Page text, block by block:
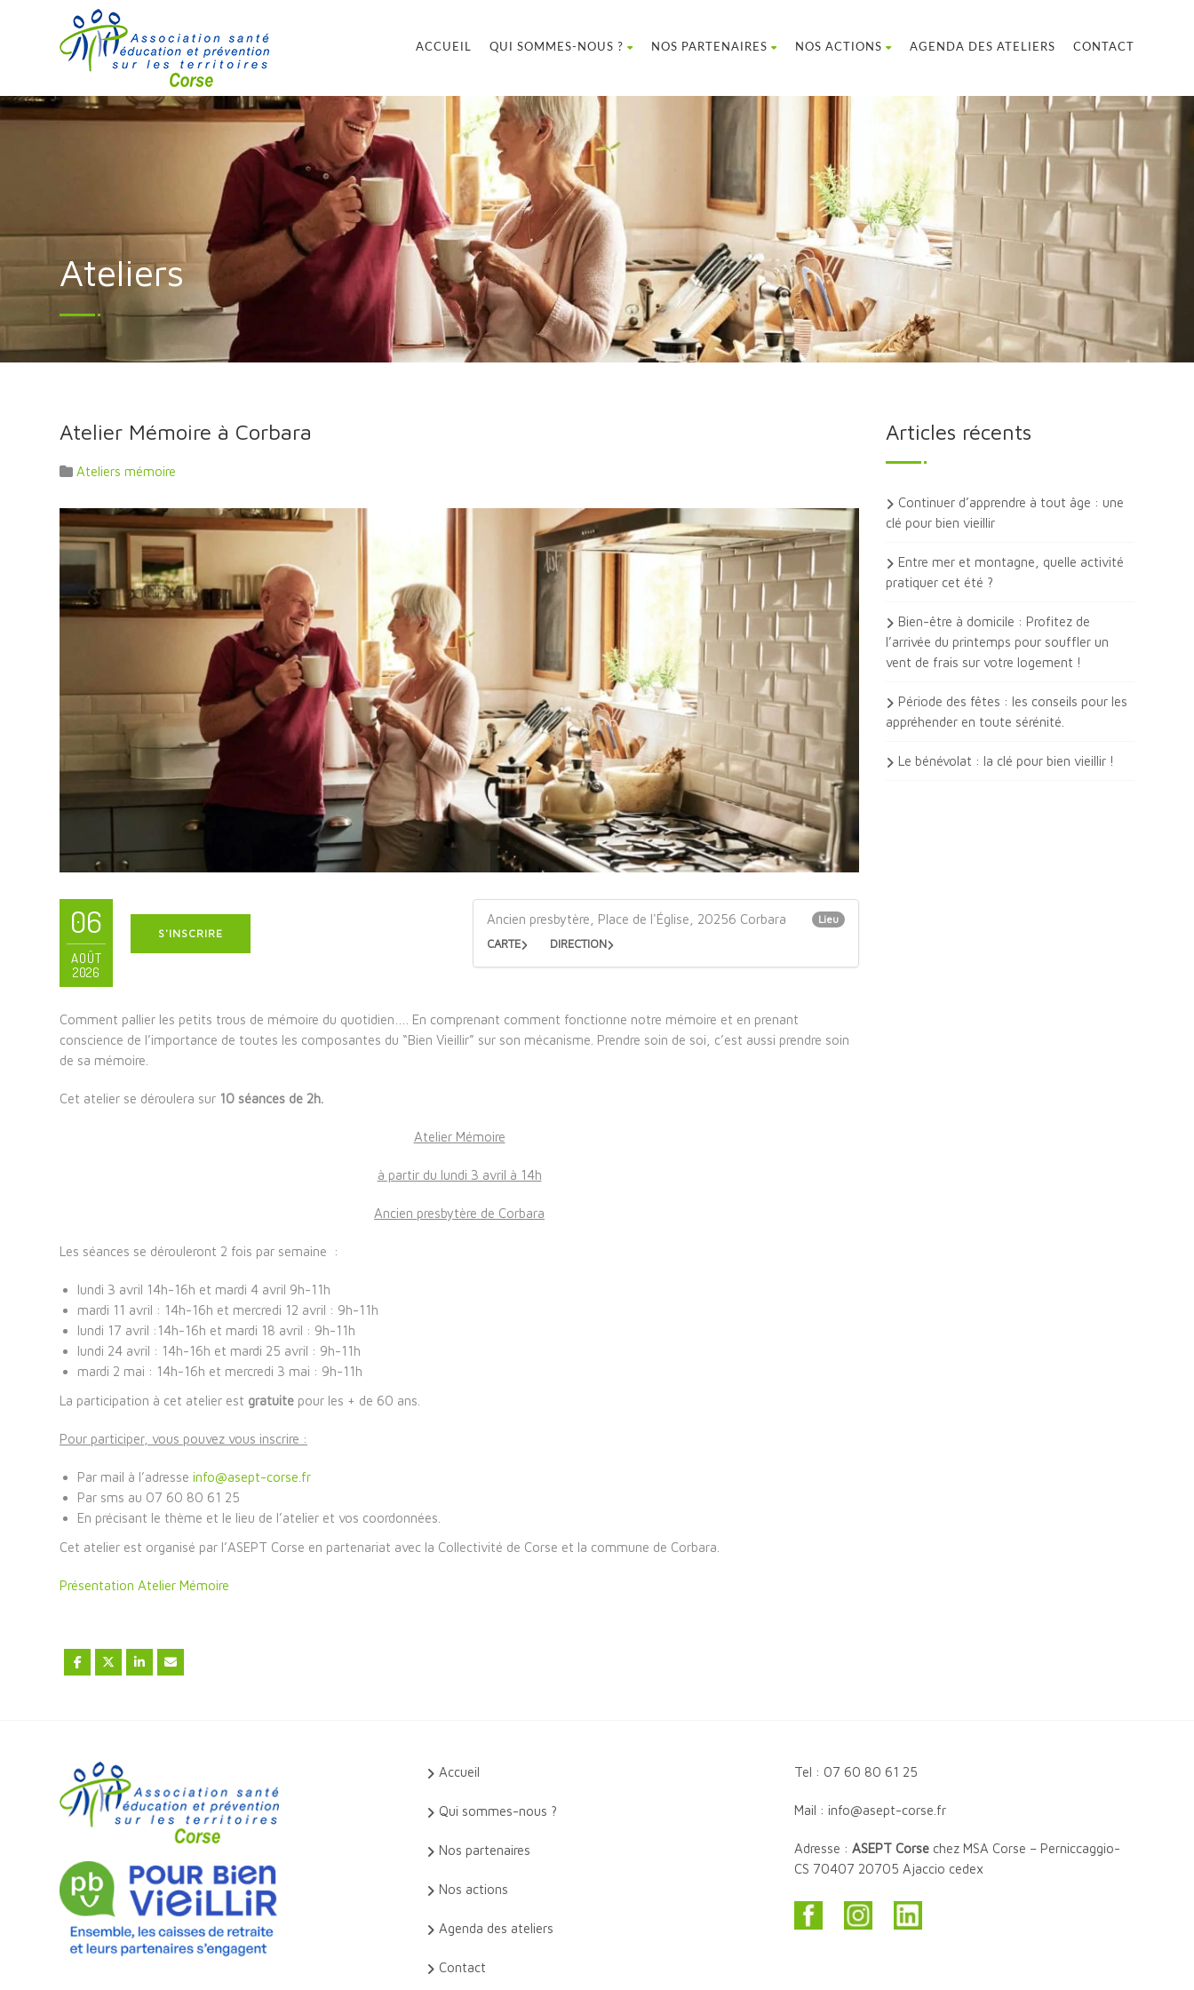
ACCUEIL QUI SOMMES-NOUS ? NOS PARTENAIRES NOS ACTIONS AGENDA DES ATELIERS CONTACT
Ateliers
Atelier Mémoire à Corbara
Ateliers mémoire
06
AOÛT
2026
S'INSCRIRE
Ancien presbytère, Place de l'Église, 20256 Corbara Lieu
CARTE DIRECTION
Comment pallier les petits trous de mémoire du quotidien…. En comprenant comment fonctionne notre mémoire et en prenant
conscience de l’importance de toutes les composantes du “Bien Vieillir” sur son mécanisme. Prendre soin de soi, c’est aussi prendre soin
de sa mémoire.
Cet atelier se déroulera sur 10 séances de 2h.
Atelier Mémoire
à partir du lundi 3 avril à 14h
Ancien presbytère de Corbara
Les séances se dérouleront 2 fois par semaine :
lundi 3 avril 14h-16h et mardi 4 avril 9h-11h
mardi 11 avril : 14h-16h et mercredi 12 avril : 9h-11h
lundi 17 avril :14h-16h et mardi 18 avril : 9h-11h
lundi 24 avril : 14h-16h et mardi 25 avril : 9h-11h
mardi 2 mai : 14h-16h et mercredi 3 mai : 9h-11h
La participation à cet atelier est gratuite pour les + de 60 ans.
Pour participer, vous pouvez vous inscrire :
Par mail à l’adresse info@asept-corse.fr
Par sms au 07 60 80 61 25
En précisant le thème et le lieu de l’atelier et vos coordonnées.
Cet atelier est organisé par l’ASEPT Corse en partenariat avec la Collectivité de Corse et la commune de Corbara.
Présentation Atelier Mémoire
Articles récents
Continuer d’apprendre à tout âge : une
clé pour bien vieillir
Entre mer et montagne, quelle activité
pratiquer cet été ?
Bien-être à domicile : Profitez de
l’arrivée du printemps pour souffler un
vent de frais sur votre logement !
Période des fêtes : les conseils pour les
appréhender en toute sérénité.
Le bénévolat : la clé pour bien vieillir !
Accueil
Qui sommes-nous ?
Nos partenaires
Nos actions
Agenda des ateliers
Contact
Tel : 07 60 80 61 25
Mail : info@asept-corse.fr
Adresse : ASEPT Corsechez MSA Corse – Perniccaggio-
CS 70407 20705 Ajaccio cedex